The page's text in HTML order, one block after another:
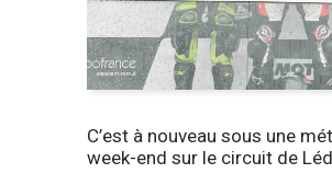
C’est à nouveau sous une
week-end sur le circuit de